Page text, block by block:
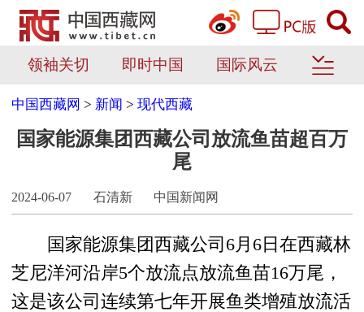
领袖关切 即时中国 国际风云
中国西藏网 > 新闻 >现代西藏
国家能源集团西藏公司放流鱼苗超百万
尾
2024-06-07 石清新 中国新闻网
国家能源集团西藏公司6月6日在西藏林
芝尼洋河沿岸5个放流点放流鱼苗16万尾，
这是该公司连续第七年开展鱼类增殖放流活